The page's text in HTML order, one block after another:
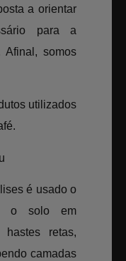
a orientar
para a
Afinal, somos
utilizados
é usado o
o solo em
hastes retas,
camadas